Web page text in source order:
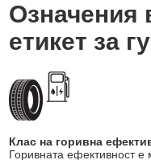
Означения
етикет за
Клас на горивна
Горивната ефективност е